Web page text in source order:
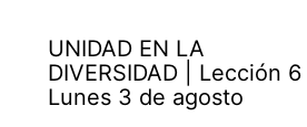
UNIDAD EN LA
DIVERSIDAD | Lección 6
Lunes 3 de agosto